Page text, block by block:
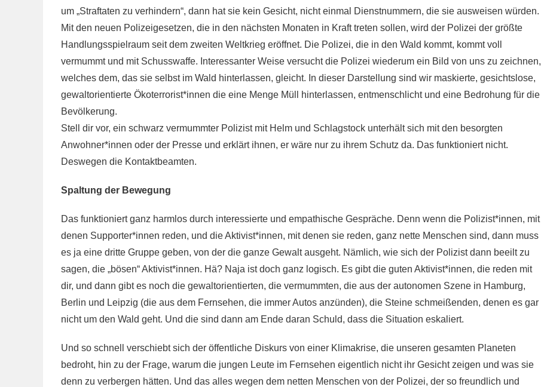
um „Straftaten zu verhindern“, dann hat sie kein Gesicht, nicht einmal Dienstnummern, die sie ausweisen würden.
Mit den neuen Polizeigesetzen, die in den nächsten Monaten in Kraft treten sollen, wird der Polizei der größte
Handlungsspielraum seit dem zweiten Weltkrieg eröffnet. Die Polizei, die in den Wald kommt, kommt voll
vermummt und mit Schusswaffe. Interessanter Weise versucht die Polizei wiederum ein Bild von uns zu zeichnen,
welches dem, das sie selbst im Wald hinterlassen, gleicht. In dieser Darstellung sind wir maskierte, gesichtslose,
gewalt­orientierte Ökoterrorist*innen die eine Menge Müll hinterlassen, entmenschlicht und eine Bedrohung für die
Bevölkerung.
Stell dir vor, ein schwarz vermummter Polizist mit Helm und Schlagstock unterhält sich mit den besorgten
Anwohner*innen oder der Presse und erklärt ihnen, er wäre nur zu ihrem Schutz da. Das funktioniert nicht.
Deswegen die Kontaktbeamten.
Spaltung der Bewegung
Das funktioniert ganz harmlos durch interessierte und empathische Gespräche. Denn wenn die Polizist*innen, mit
denen Supporter*innen reden, und die Aktivist*innen, mit denen sie reden, ganz nette Menschen sind, dann muss
es ja eine dritte Gruppe geben, von der die ganze Gewalt ausgeht. Nämlich, wie sich der Polizist dann beeilt zu
sagen, die „bösen“ Aktivist*innen. Hä? Naja ist doch ganz logisch. Es gibt die guten Aktivist*innen, die reden mit
dir, und dann gibt es noch die gewalt­orientierten, die vermummten, die aus der autonomen Szene in Hamburg,
Berlin und Leipzig (die aus dem Fernsehen, die immer Autos anzünden), die Steine schmeißenden, denen es gar
nicht um den Wald geht. Und die sind dann am Ende daran Schuld, dass die Situation eskaliert.
Und so schnell verschiebt sich der öffentliche Diskurs von einer Klimakrise, die unseren gesamten Planeten
bedroht, hin zu der Frage, warum die jungen Leute im Fernsehen eigentlich nicht ihr Gesicht zeigen und was sie
denn zu verbergen hätten. Und das alles wegen dem netten Menschen von der Polizei, der so freundlich und